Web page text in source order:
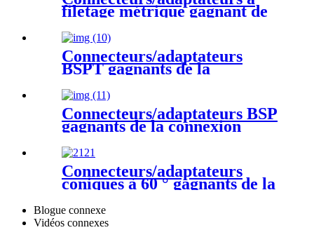
filetage métrique gagnant de
la connexion d'alimentation
hydraulique
Connecteurs/adaptateurs
BSPT gagnants de la
connexion d'alimentation
hydraulique
Connecteurs/adaptateurs BSP
gagnants de la connexion
d'alimentation hydraulique
Connecteurs/adaptateurs
coniques à 60 ° gagnants de la
connexion d'alimentation en
fluide hydraulique-JIS
Blogue connexe
Vidéos connexes